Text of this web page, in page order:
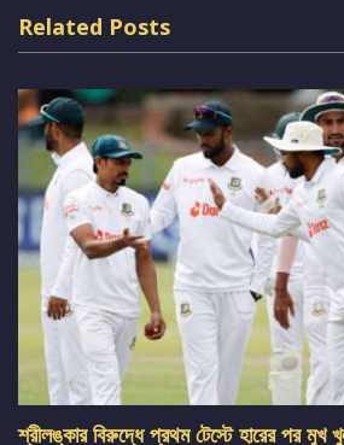
Related Posts
শ্রীলঙ্কার বিরুদ্ধে প্রথম টেস্টে হারের পর মুখ